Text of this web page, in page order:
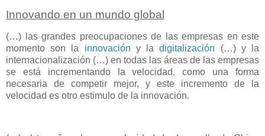
Innovando en un mundo global
(…) las grandes preocupaciones de las empresas en este
momento son la innovación y ladigitalización (…) y la
internacionalización (…) en todas las áreas de las empresas
se está incrementando la velocidad, como una forma
necesaria de competir mejor, y este incremento de la
velocidad es otro estimulo de la innovación.